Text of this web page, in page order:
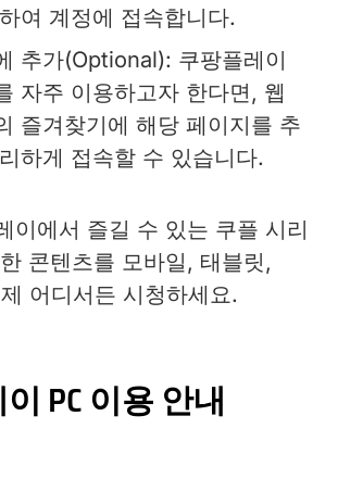
여 계정에 접속합니다.
추가(Optional): 쿠팡플레이
자주 이용하고자 한다면, 웹
즐겨찾기에 해당 페이지를 추
하게 접속할 수 있습니다.
이에서 즐길 수 있는 쿠플 시리
콘텐츠를 모바일, 태블릿,
어디서든 시청하세요.
PC 이용 안내​